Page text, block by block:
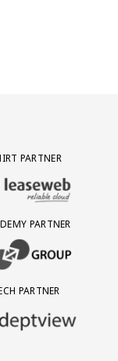
AFAS SOFTWARE
PARTNER
SHIRT PARTNER
PARTNER
ONZE ACADEMY
PARTNER
TECH PARTNER